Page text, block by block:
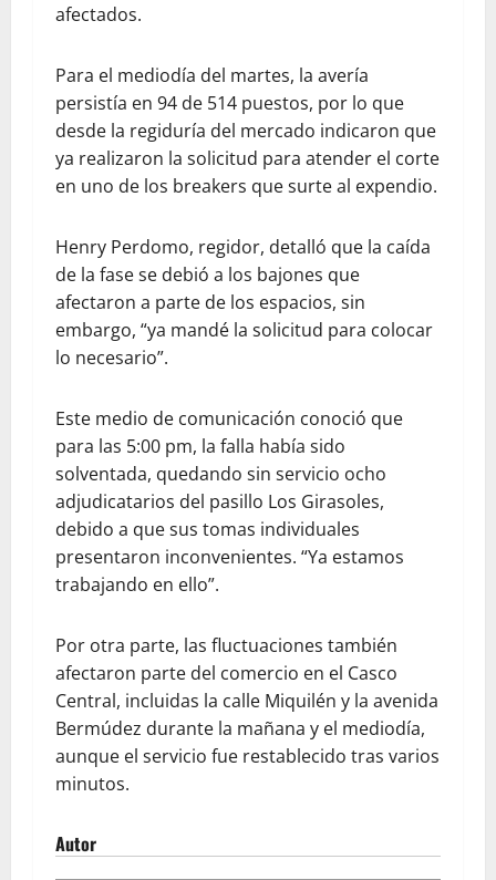
afectados.
Para el mediodía del martes, la avería
persistía en 94 de 514 puestos, por lo que
desde la regiduría del mercado indicaron que
ya realizaron la solicitud para atender el corte
en uno de los breakers que surte al expendio.
Henry Perdomo, regidor, detalló que la caída
de la fase se debió a los bajones que
afectaron a parte de los espacios, sin
embargo, “ya mandé la solicitud para colocar
lo necesario”.
Este medio de comunicación conoció que
para las 5:00 pm, la falla había sido
solventada, quedando sin servicio ocho
adjudicatarios del pasillo Los Girasoles,
debido a que sus tomas individuales
presentaron inconvenientes. “Ya estamos
trabajando en ello”.
Por otra parte, las fluctuaciones también
afectaron parte del comercio en el Casco
Central, incluidas la calle Miquilén y la avenida
Bermúdez durante la mañana y el mediodía,
aunque el servicio fue restablecido tras varios
minutos.
Autor